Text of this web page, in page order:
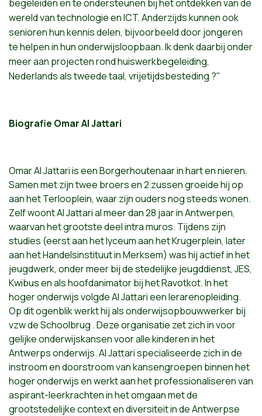
begeleidenenteondersteunen bij hetontdekkenvan de
wereldvantechnologieen ICT.Anderzijdskunnenook
seniorenhunkennisdelen, bijvoorbeelddoorjongeren
tehelpeninhunonderwijsloopbaan.Ikdenkdaarbijonder
meeraan projectenrondhuiswerkbegeleiding,
Nederlandsalstweedetaal, vrijetijdsbesteding ?"
Biografie Omar AlJattari
Omar Al Jattari is een Borgerhoutenaar in hart en nieren.
Samen met zijn twee broers en 2 zussen groeide hij op
aan het Terlooplein, waar zijn ouders nog steeds wonen.
Zelf woont Al Jattari al meer dan 28 jaar in Antwerpen,
waarvan het grootste deel intra muros. Tijdens zijn
studies (eerst aan het lyceum aan het Krugerplein, later
aan het Handelsinstituut in Merksem) was hij actief in het
jeugdwerk, onder meer bij de stedelijke jeugddienst, JES,
Kwibus en als hoofdanimator bij het Ravotkot. In het
hoger onderwijs volgde Al Jattari een lerarenopleiding.
Op dit ogenblik werkt hij als onderwijsopbouwwerker bij
vzw de Schoolbrug . Deze organisatie zet zich in voor
gelijke onderwijskansen voor alle kinderen in het
Antwerps onderwijs. Al Jattari specialiseerde zich in de
instroom en doorstroom van kansengroepen binnen het
hoger onderwijs en werkt aan het professionaliseren van
aspirant-leerkrachten in het omgaan met de
grootstedelijke context en diversiteit in de Antwerpse